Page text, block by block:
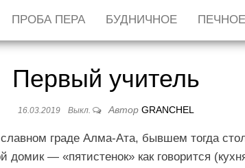
ПРОБА ПЕРА БУДНИЧНОЕ
Первый учитель
16.03.2019 Выкл. АвторGRANCHEL
граде Алма-Ата, бывшем тогда
домик — «пятистенок» как говорится